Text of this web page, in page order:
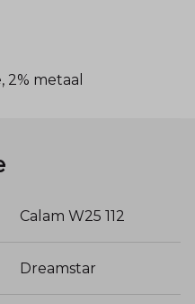
2% metaal
Calam W25 112
Dreamstar